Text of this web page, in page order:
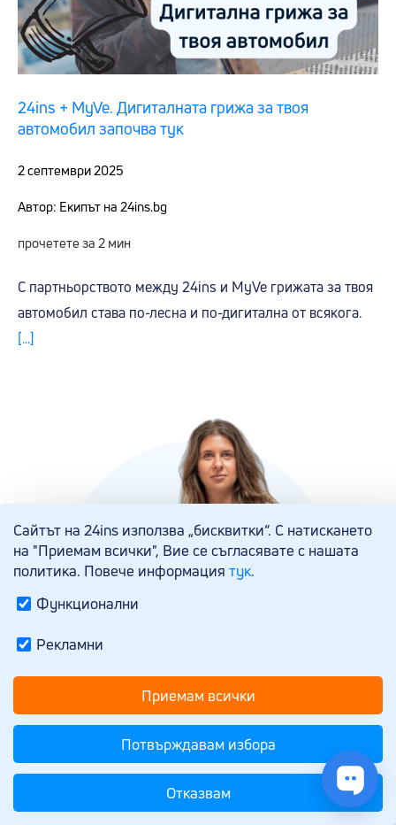
24ins + MyVe. Дигиталната грижа за твоя
автомобил започва тук
2 септември 2025
Автор: Екипът на 24ins.bg
прочетете за 2 мин
С партньорството между 24ins и MyVe грижата за твоя
автомобил става по-лесна и по-дигитална от всякога.
[...]
Вили Кирчева (Продуктов мениджър). Да
преведеш застраховането на човешки език – как
Сайтът на 24ins използва „бисквитки“. С натискането
на "Приемам всички", Вие се съгласявате с нашата
политика. Повече информация тук.
Функционални
Рекламни
Приемам всички
Потвърждавам избора
Отказвам